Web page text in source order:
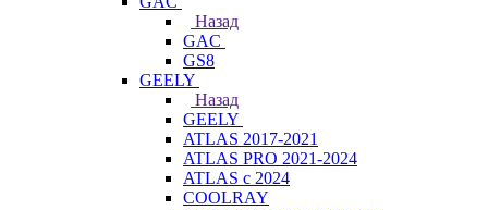
Назад
GAC
GS8
GEELY
Назад
GEELY
ATLAS 2017-2021
ATLAS PRO 2021-2024
ATLAS с 2024
COOLRAY